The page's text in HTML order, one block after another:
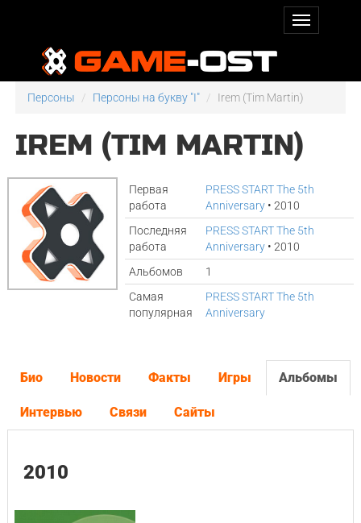
Персоны Персоны на букву "I" Irem (Tim Martin)
IREM (TIM MARTIN)
Первая
работа
PRESS START The 5th
Anniversary • 2010
Последняя
работа
PRESS START The 5th
Anniversary • 2010
Альбомов
1
Самая
популярная
PRESS START The 5th
Anniversary
Био Новости Факты Игры Альбомы
Интервью Связи Сайты
2010